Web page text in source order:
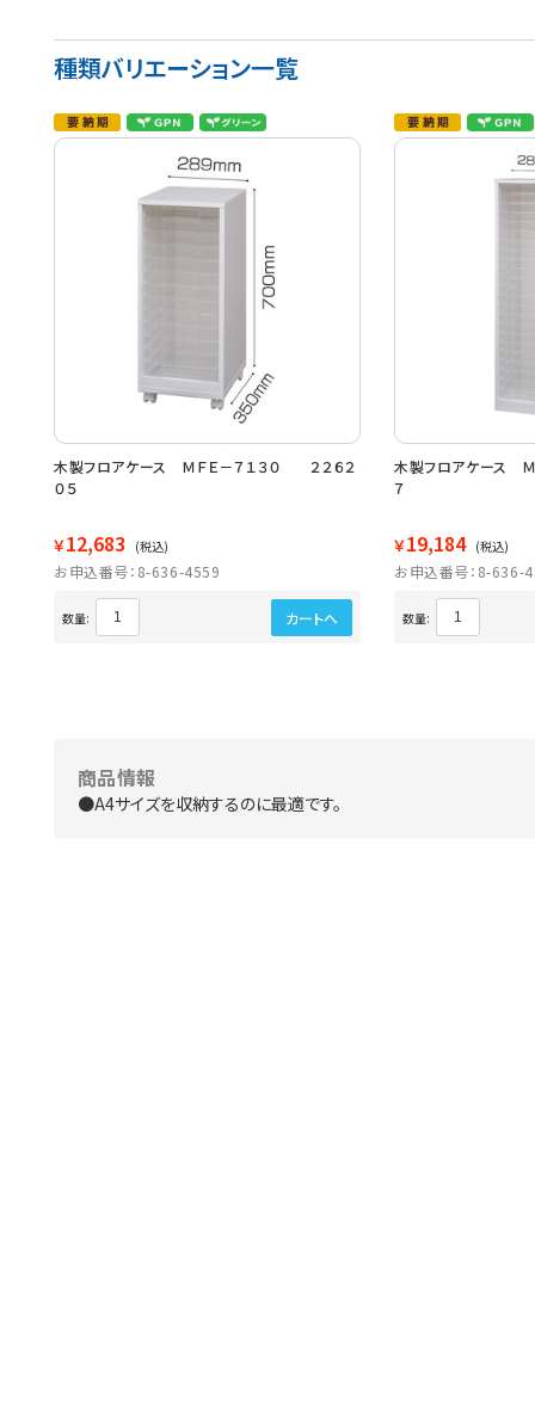
種類バリエーション一覧
木製フロアケース ＭＦＥ－７１３０ ２２６２
０５
￥12,683 (税込)
お申込番号：8-636-4559
数量: カートへ
木製フロアケース Ｍ
７
￥19,184 (税込)
お申込番号：8-636-
数量:
商品情報
●A4サイズを収納するのに最適です。